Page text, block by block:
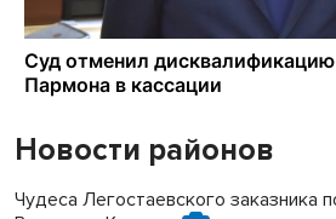
Новости районов
Чудеса Легостаевского заказника